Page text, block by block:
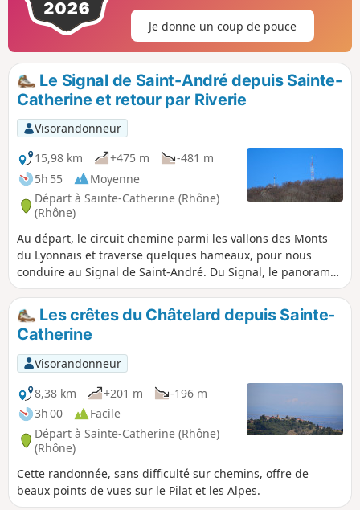
Je donne un coup de pouce
Le Signal de Saint-André depuis Sainte-
Catherine et retour par Riverie
Visorandonneur
15,98 km
+475 m
-481 m
5h 55
Moyenne
Départ à Sainte-Catherine (Rhône)
(Rhône)
Au départ, le circuit chemine parmi les vallons des Monts
du Lyonnais et traverse quelques hameaux, pour nous
conduire au Signal de Saint-André. Du Signal, le panorama
sur la vallée du Rhône, la métropole lyonnaise et la chaine
des Alpes est magnifique. Le retour suit la ligne de crête
versant Est, avec le massif du Pilat en ligne de mire et les
Alpes à main gauche. Le village médiéval de Riverie ne
manque pas d’intérêt.
Les crêtes du Châtelard depuis Sainte-
Catherine
Visorandonneur
8,38 km
+201 m
-196 m
3h 00
Facile
Départ à Sainte-Catherine (Rhône)
(Rhône)
Cette randonnée, sans difficulté sur chemins, offre de
beaux points de vues sur le Pilat et les Alpes.